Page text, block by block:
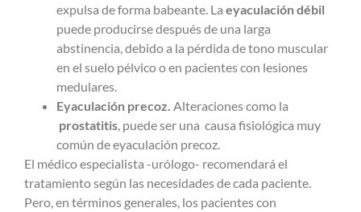
expulsa de forma babeante. La eyaculacióndébil
puede producirse después de una larga
abstinencia, debido a la pérdida de tono muscular
en el suelo pélvico o en pacientes con lesiones
medulares.
Eyaculación precoz. Alteraciones como la
prostatitis, puede ser una causa fisiológica muy
común de eyaculación precoz.
El médico especialista -urólogo- recomendará el
tratamiento según las necesidades de cada paciente.
Pero, en términos generales, los pacientes con